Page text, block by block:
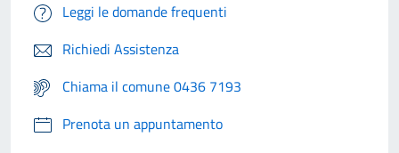
Leggi le domande frequenti
Richiedi Assistenza
Chiama il comune 0436 7193
Prenota un appuntamento